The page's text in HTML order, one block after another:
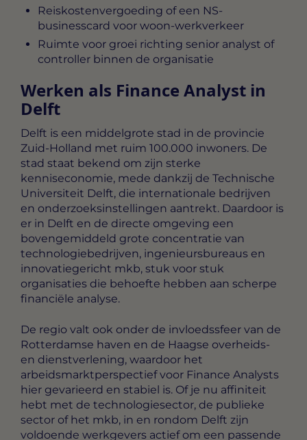
Reiskostenvergoeding of een NS-
businesscard voor woon-werkverkeer
Ruimte voor groei richting senior analyst of
controller binnen de organisatie
Werken als Finance Analyst in
Delft
Delft is een middelgrote stad in de provincie
Zuid-Holland met ruim 100.000 inwoners. De
stad staat bekend om zijn sterke
kenniseconomie, mede dankzij de Technische
Universiteit Delft, die internationale bedrijven
en onderzoeksinstellingen aantrekt. Daardoor is
er in Delft en de directe omgeving een
bovengemiddeld grote concentratie van
technologiebedrijven, ingenieursbureaus en
innovatiegericht mkb, stuk voor stuk
organisaties die behoefte hebben aan scherpe
financiële analyse.
De regio valt ook onder de invloedssfeer van de
Rotterdamse haven en de Haagse overheids-
en dienstverlening, waardoor het
arbeidsmarktperspectief voor Finance Analysts
hier gevarieerd en stabiel is. Of je nu affiniteit
hebt met de technologiesector, de publieke
sector of het mkb, in en rondom Delft zijn
voldoende werkgevers actief om een passende